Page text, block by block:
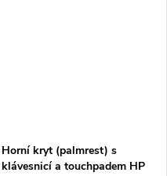
Horní kryt (palmrest) s
klávesnicí a touchpadem HP